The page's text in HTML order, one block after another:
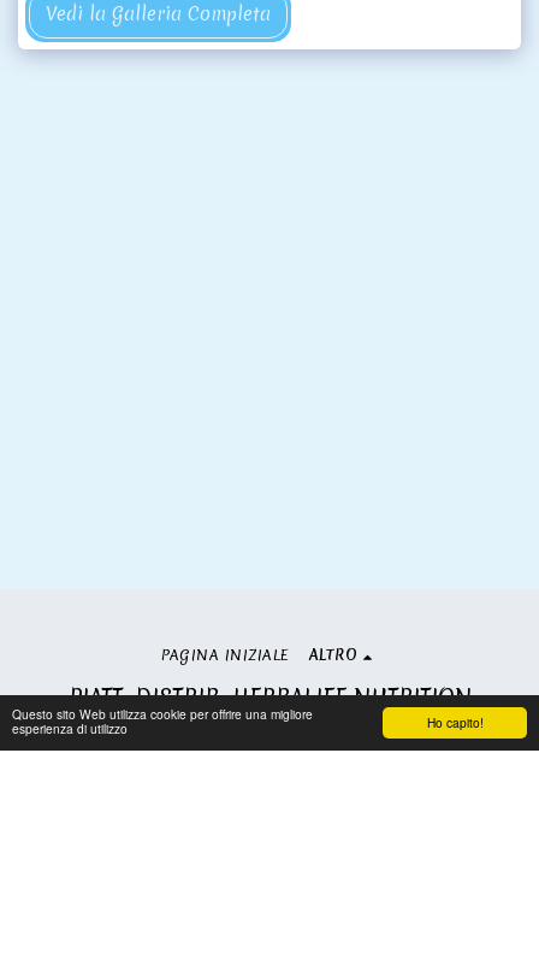
Ho capito!
Questo sito Web utilizza cookie per offrire una migliore
esperienza di utilizzo
Vedi la Galleria Completa
PIATT. DISTRIB. HERBALIFE NUTRITION
Copyright © 2026 Tutti i diritti riservati
Condizioni|Privacy
PAGINA INIZIALE ALTRO